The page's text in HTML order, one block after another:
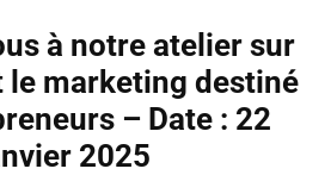
à notre atelier sur
le marketing destiné
– Date : 22
2025